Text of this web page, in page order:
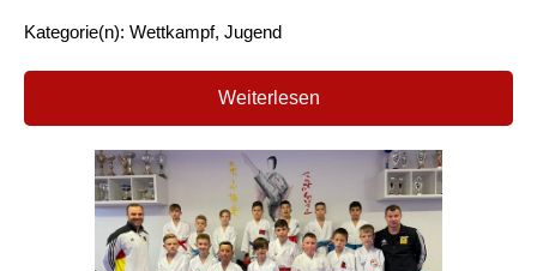
Kategorie(n): Wettkampf, Jugend
Weiterlesen